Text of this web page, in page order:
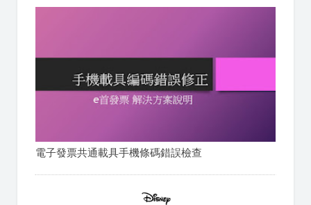
電子發票共通載具手機條碼錯誤檢查